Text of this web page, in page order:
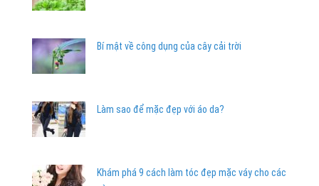
Bí mật về công dụng của cây cải trời
Làm sao để mặc đẹp với áo da?
Khám phá 9 cách làm tóc đẹp mặc váy cho các